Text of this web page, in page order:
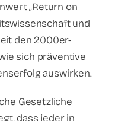
„Return on
und
den 2000er-
sich präventive
auswirken.
Gesetzliche
dass jeder in